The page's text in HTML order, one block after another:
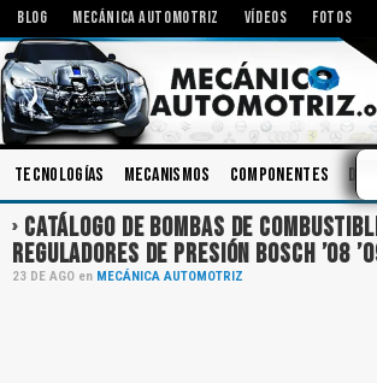
BLOG MECÁNICA AUTOMOTRIZ VÍDEOS FOTOS
Tecnologías Mecanismos Componentes
CATÁLOGO DE BOMBAS DE
REGULADORES DE PRESIÓN BOSCH ’08
23 DE AGO en MECÁNICA AUTOMOTRIZ